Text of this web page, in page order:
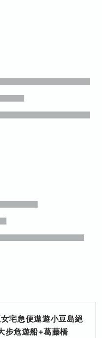
宅急便遨遊小豆島絕
步危遊船+葛藤橋